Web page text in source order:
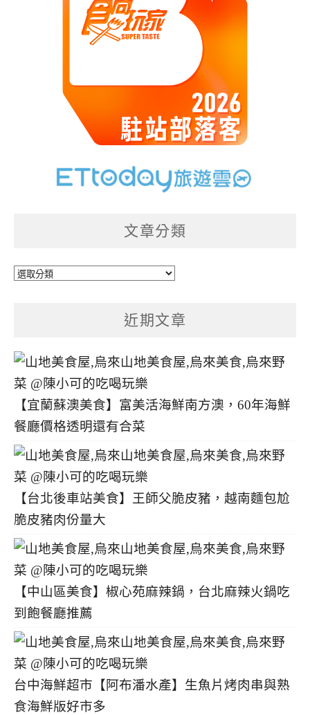
文章分類
文
近期文章
【宜蘭蘇澳美食】富美活海鮮南方澳，60年海鮮
餐廳價格透明還有合菜
【台北後車站美食】王師父脆皮豬，越南麵包尬
脆皮豬肉份量大
【中山區美食】椒心苑麻辣鍋，台北麻辣火鍋吃
到飽餐廳推薦
台中海鮮超市【阿布潘水產】生魚片烤肉串與熟
食海鮮版好市多